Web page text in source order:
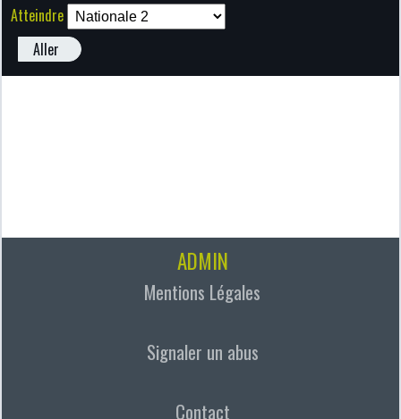
Atteindre
Aller
ADMIN
Mentions Légales
Signaler un abus
Contact